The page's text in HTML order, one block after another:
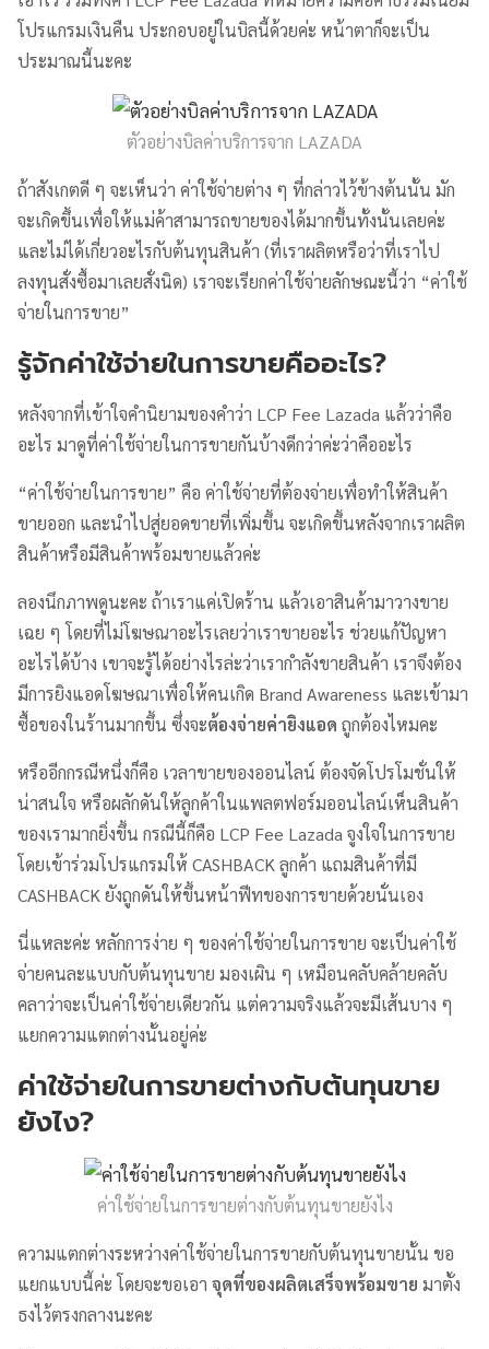
โปรแกรมเงินคืน ประกอบอยู่ในบิลนี้ด้วยค่ะ หน้าตาก็จะเป็น
ประมาณนี้นะคะ
ตัวอย่างบิลค่าบริการจาก LAZADA
ถ้าสังเกตดี ๆ จะเห็นว่า ค่าใช้จ่ายต่าง ๆ ที่กล่าวไว้ข้างต้นนั้น มัก
จะเกิดขึ้นเพื่อให้แม่ค้าสามารถขายของได้มากขึ้นทั้งนั้นเลยค่ะ
และไม่ได้เกี่ยวอะไรกับต้นทุนสินค้า (ที่เราผลิตหรือว่าที่เราไป
ลงทุนสั่งซื้อมาเลยสั่งนิด) เราจะเรียกค่าใช้จ่ายลักษณะนี้ว่า “ค่าใช้
จ่ายในการขาย”
รู้จักค่าใช้จ่ายในการขายคืออะไร?
หลังจากที่เข้าใจคำนิยามของคำว่า LCP Fee Lazada แล้วว่าคือ
อะไร มาดูที่ค่าใช้จ่ายในการขายกันบ้างดีกว่าค่ะว่าคืออะไร
“ค่าใช้จ่ายในการขาย” คือ ค่าใช้จ่ายที่ต้องจ่ายเพื่อทำให้สินค้า
ขายออก และนำไปสู่ยอดขายที่เพิ่มขึ้น จะเกิดขึ้นหลังจากเราผลิต
สินค้าหรือมีสินค้าพร้อมขายแล้วค่ะ
ลองนึกภาพดูนะคะ ถ้าเราแค่เปิดร้าน แล้วเอาสินค้ามาวางขาย
เฉย ๆ โดยที่ไม่โฆษณาอะไรเลยว่าเราขายอะไร ช่วยแก้ปัญหา
อะไรได้บ้าง เขาจะรู้ได้อย่างไรล่ะว่าเรากำลังขายสินค้า เราจึงต้อง
มีการยิงแอดโฆษณาเพื่อให้คนเกิด Brand Awareness และเข้ามา
ซื้อของในร้านมากขึ้น ซึ่งจะต้องจ่ายค่ายิงแอด ถูกต้องไหมคะ
หรืออีกกรณีหนึ่งก็คือ เวลาขายของออนไลน์ ต้องจัดโปรโมชั่นให้
น่าสนใจ หรือผลักดันให้ลูกค้าในแพลตฟอร์มออนไลน์เห็นสินค้า
ของเรามากยิ่งขึ้น กรณีนี้ก็คือ LCP Fee Lazada จูงใจในการขาย
โดยเข้าร่วมโปรแกรมให้ CASHBACK ลูกค้า แถมสินค้าที่มี
CASHBACK ยังถูกดันให้ขึ้นหน้าฟีทของการขายด้วยนั่นเอง
นี่แหละค่ะ หลักการง่าย ๆ ของค่าใช้จ่ายในการขาย จะเป็นค่าใช้
จ่ายคนละแบบกับต้นทุนขาย มองเผิน ๆ เหมือนคลับคล้ายคลับ
คลาว่าจะเป็นค่าใช้จ่ายเดียวกัน แต่ความจริงแล้วจะมีเส้นบาง ๆ
แยกความแตกต่างนั้นอยู่ค่ะ
ค่าใช้จ่ายในการขายต่างกับต้นทุนขาย
ยังไง?
ค่าใช้จ่ายในการขายต่างกับต้นทุนขายยังไง
ความแตกต่างระหว่างค่าใช้จ่ายในการขายกับต้นทุนขายนั้น ขอ
แยกแบบนี้ค่ะ โดยจะขอเอา จุดที่ของผลิตเสร็จพร้อมขาย มาตั้ง
ธงไว้ตรงกลางนะคะ